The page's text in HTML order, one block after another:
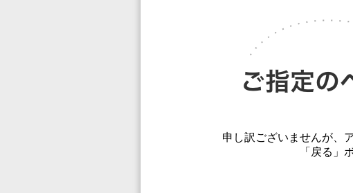
申し訳ございませんが、
「戻る」